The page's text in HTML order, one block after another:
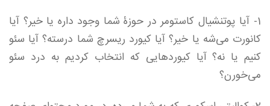
1- آیا پوتنشیال کاستومر در حوزۀ شما وجود داره یا خیر؟ آیا
کانورت می‌شه یا خیر؟ آیا کیورد ریسرچ شما درسته؟ آیا سئو
کنیم یا نه؟ آیا کیوردهایی که انتخاب کردیم به درد سئو
می‌خورن؟